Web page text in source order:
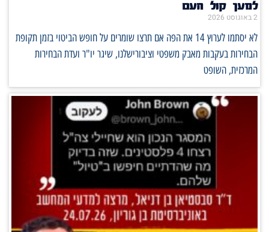
למען קול העם
2 באוגוסט 2026
לא יסתמו לערוץ 14 את הפה אם תרצו שומרים על חופש הביטוי בזמן תקופת
הבחירות בעקבות מאבק משפטי וציבורישלנו, שיגר יו"ר ועדת הבחירות
המרכזית, השופט